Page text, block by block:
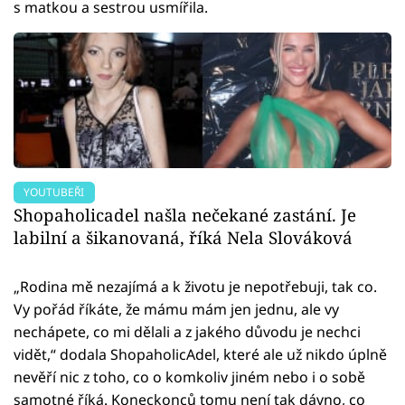
s matkou a sestrou usmířila.
YOUTUBEŘI
Shopaholicadel našla nečekané zastání. Je
labilní a šikanovaná, říká Nela Slováková
„Rodina mě nezajímá a k životu je nepotřebuji, tak co.
Vy pořád říkáte, že mámu mám jen jednu, ale vy
nechápete, co mi dělali a z jakého důvodu je nechci
vidět,“ dodala ShopaholicAdel, které ale už nikdo úplně
nevěří nic z toho, co o komkoliv jiném nebo i o sobě
samotné říká. Koneckonců tomu není tak dávno, co